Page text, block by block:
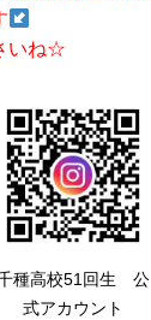
いね☆
種高校51回生 公
式アカウント